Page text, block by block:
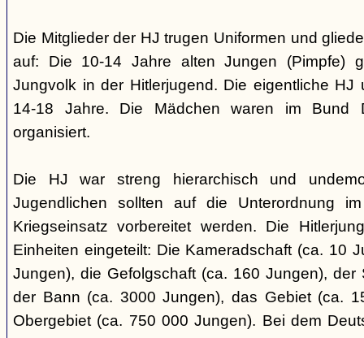
Die Mitglieder der HJ trugen Uniformen und
auf: Die 10-14 Jahre alten Jungen (Pimpfe)
Jungvolk in der Hitlerjugend. Die eigentliche HJ
14-18 Jahre. Die Mädchen waren im Bund
organisiert.
Die HJ war streng hierarchisch und
Jugendlichen sollten auf die Unterordnung
Kriegseinsatz vorbereitet werden. Die
Einheiten eingeteilt: Die Kameradschaft (ca. 10
Jungen), die Gefolgschaft (ca. 160 Jungen), der
der Bann (ca. 3000 Jungen), das Gebiet (ca.
Obergebiet (ca. 750 000 Jungen). Bei dem